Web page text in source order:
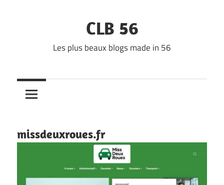
CLB 56
Les plus beaux blogs made in 56
missdeuxroues.fr